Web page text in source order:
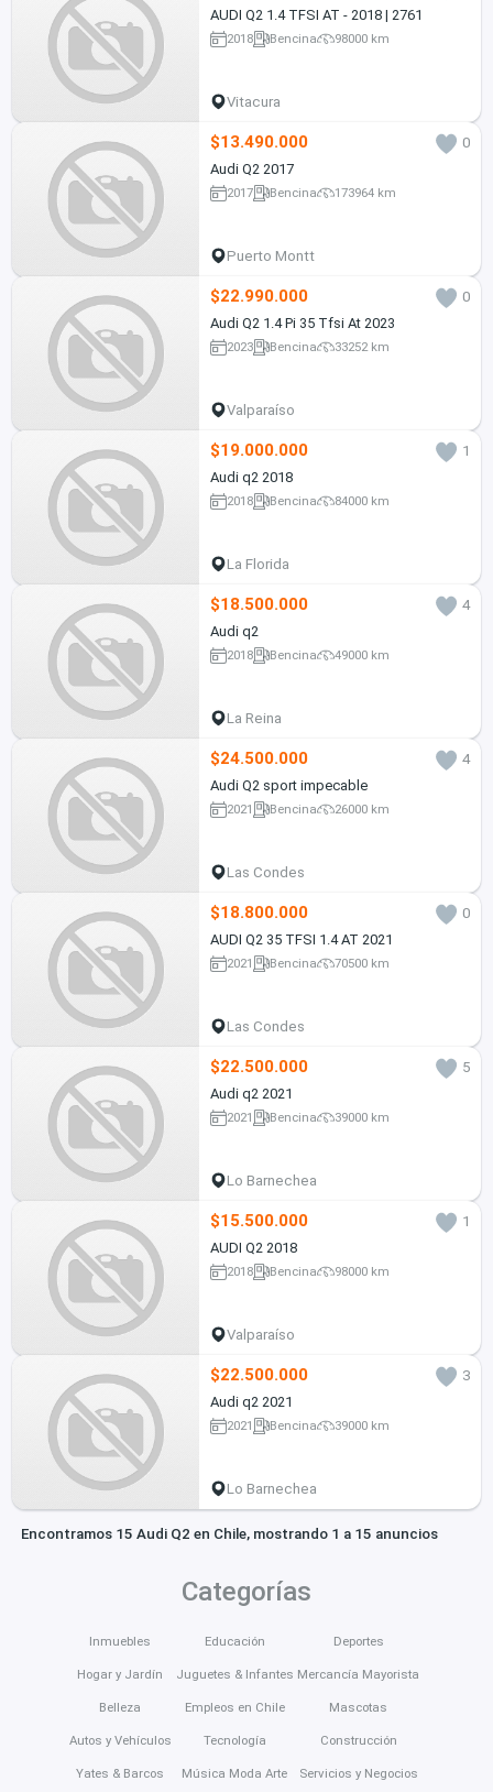
AUDI Q2 1.4 TFSI AT - 2018 | 2761
2018 Bencina 98000 km
Vitacura
$13.490.000
0
Audi Q2 2017
2017 Bencina 173964 km
Puerto Montt
$22.990.000
0
Audi Q2 1.4 Pi 35 Tfsi At 2023
2023 Bencina 33252 km
Valparaíso
$19.000.000
1
Audi q2 2018
2018 Bencina 84000 km
La Florida
$18.500.000
4
Audi q2
2018 Bencina 49000 km
La Reina
$24.500.000
4
Audi Q2 sport impecable
2021 Bencina 26000 km
Las Condes
$18.800.000
0
AUDI Q2 35 TFSI 1.4 AT 2021
2021 Bencina 70500 km
Las Condes
$22.500.000
5
Audi q2 2021
2021 Bencina 39000 km
Lo Barnechea
$15.500.000
1
AUDI Q2 2018
2018 Bencina 98000 km
Valparaíso
$22.500.000
3
Audi q2 2021
2021 Bencina 39000 km
Lo Barnechea
Encontramos 15 Audi Q2 en Chile, mostrando 1 a 15 anuncios
Categorías
Inmuebles
Hogar y Jardín
Belleza
Autos y Vehículos
Yates & Barcos
Educación
Juguetes & Infantes
Empleos en Chile
Tecnología
Música Moda Arte
Deportes
Mercancía Mayorista
Mascotas
Construcción
Servicios y Negocios